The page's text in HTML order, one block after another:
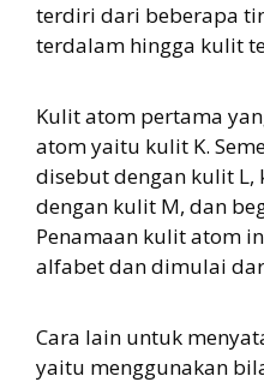
terdiri dari beberapa
terdalam hingga kulit
Kulit atom pertama
atom yaitu kulit K.
disebut dengan kulit L,
dengan kulit M, dan
Penamaan kulit atom
alfabet dan dimulai
Cara lain untuk
yaitu menggunakan